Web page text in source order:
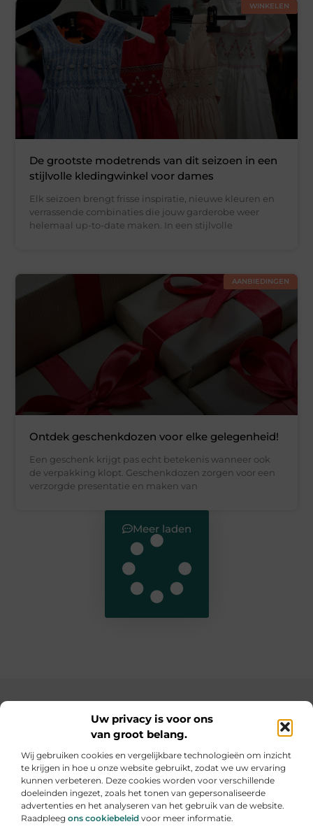
Uw privacy is voor ons
van groot belang.
Wij gebruiken cookies en vergelijkbare technologieën om inzicht
te krijgen in hoe u onze website gebruikt, zodat we uw ervaring
kunnen verbeteren. Deze cookies worden voor verschillende
doeleinden ingezet, zoals het tonen van gepersonaliseerde
advertenties en het analyseren van het gebruik van de website.
Raadpleeg ons cookiebeleid voor meer informatie.
WINKELEN
De grootste modetrends van dit seizoen in een
stijlvolle kledingwinkel voor dames
Elk seizoen brengt frisse inspiratie, nieuwe kleuren en
verrassende combinaties die jouw garderobe weer
helemaal up-to-date maken. In een stijlvolle
AANBIEDINGEN
Ontdek geschenkdozen voor elke gelegenheid!
Een geschenk krijgt pas echt betekenis wanneer ook
de verpakking klopt. Geschenkdozen zorgen voor een
verzorgde presentatie en maken van
Meer laden
Elke dag iets nieuws op informe-toit.be
Praktische tips, slimme ideeën en boeiende verhalen
voor jouw dagelijks leven.